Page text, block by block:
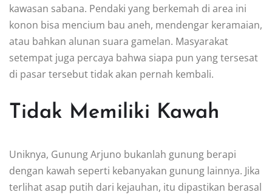
kawasan sabana. Pendaki yang berkemah di area ini
konon bisa mencium bau aneh, mendengar keramaian,
atau bahkan alunan suara gamelan. Masyarakat
setempat juga percaya bahwa siapa pun yang tersesat
di pasar tersebut tidak akan pernah kembali.
Tidak Memiliki Kawah
Uniknya, Gunung Arjuno bukanlah gunung berapi
dengan kawah seperti kebanyakan gunung lainnya. Jika
terlihat asap putih dari kejauhan, itu dipastikan berasal